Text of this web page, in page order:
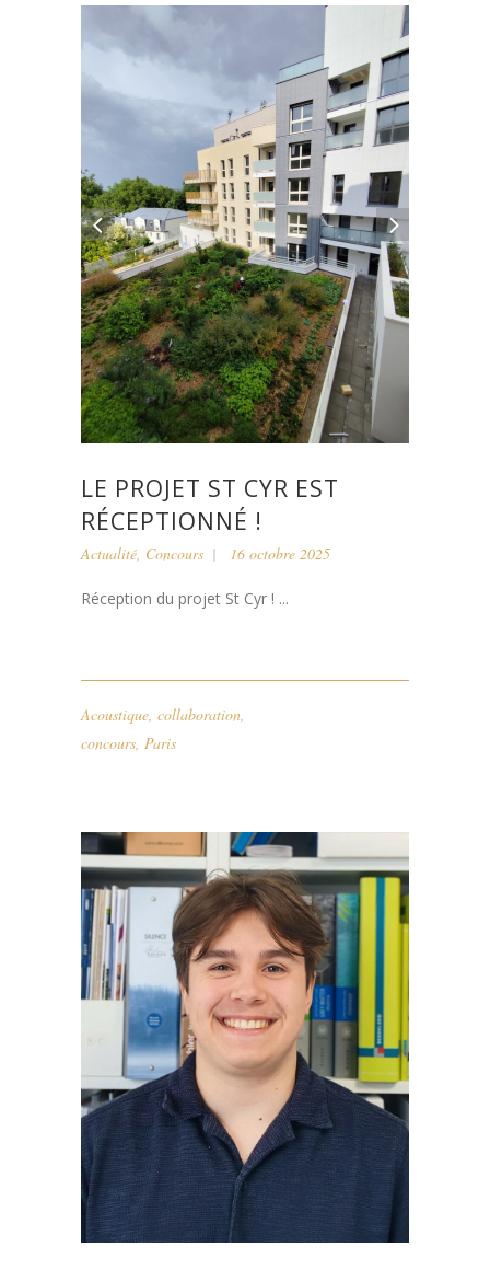
LE PROJET ST CYR EST
RÉCEPTIONNÉ !
Actualité, Concours 16 octobre 2025
Réception du projet St Cyr ! ...
Acoustique, collaboration,
concours, Paris